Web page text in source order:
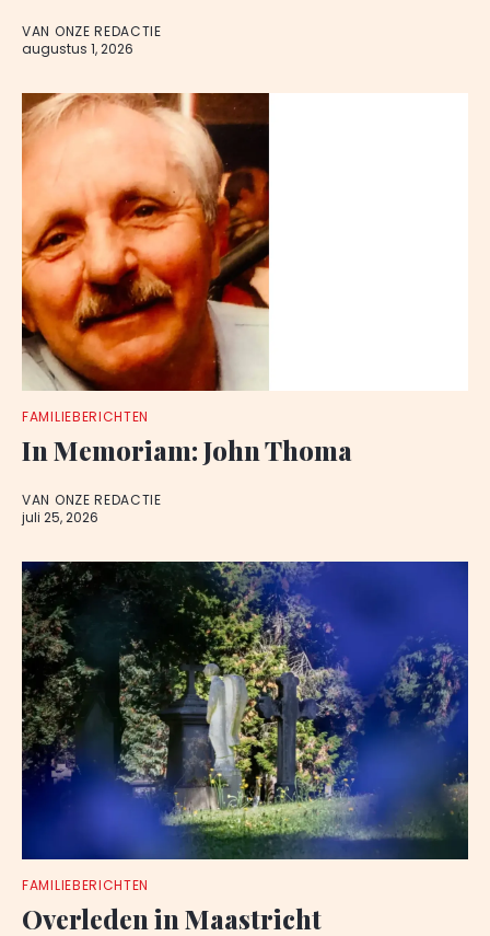
VAN ONZE REDACTIE
augustus 1, 2026
FAMILIEBERICHTEN
In Memoriam: John Thoma
VAN ONZE REDACTIE
juli 25, 2026
FAMILIEBERICHTEN
Overleden in Maastricht